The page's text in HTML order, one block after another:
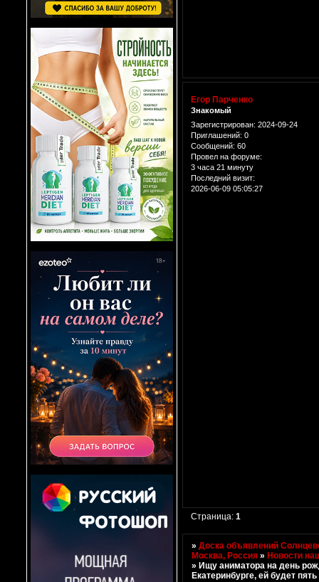
Егор Парченко
Знакомый
Зарегистрирован: 2024-09-24
Приглашений: 0
Сообщений: 60
Провел на форуме:
3 часа 21 минуту
Последний визит:
2026-06-09 05:05:27
Страница:1
»Доска объявлений
Москва, Россия » Новости
» Ищу аниматора на день
Екатеринбурге, ей будет пять